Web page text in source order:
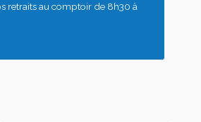
retraits au comptoir de 8h30 à